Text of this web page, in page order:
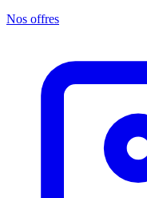
Nos offres